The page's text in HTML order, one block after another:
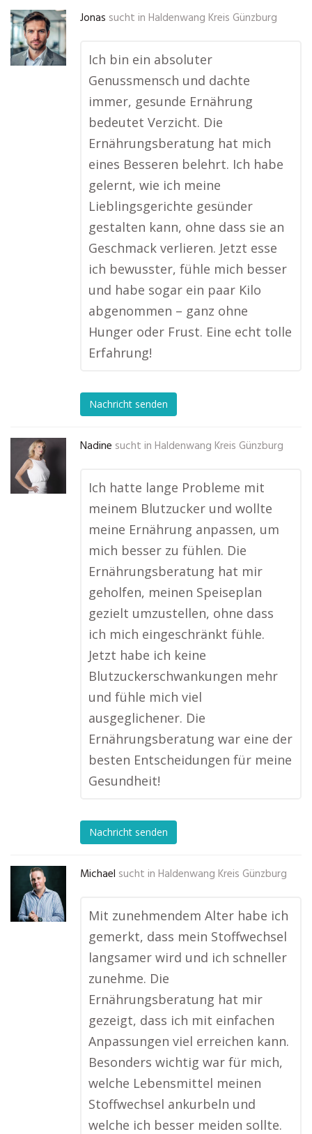
Jonas sucht in Haldenwang Kreis Günzburg
Ich bin ein absoluter
Genussmensch und dachte
immer, gesunde Ernährung
bedeutet Verzicht. Die
Ernährungsberatung hat mich
eines Besseren belehrt. Ich habe
gelernt, wie ich meine
Lieblingsgerichte gesünder
gestalten kann, ohne dass sie an
Geschmack verlieren. Jetzt esse
ich bewusster, fühle mich besser
und habe sogar ein paar Kilo
abgenommen – ganz ohne
Hunger oder Frust. Eine echt tolle
Erfahrung!
Nachricht senden
Nadine sucht in Haldenwang Kreis Günzburg
Ich hatte lange Probleme mit
meinem Blutzucker und wollte
meine Ernährung anpassen, um
mich besser zu fühlen. Die
Ernährungsberatung hat mir
geholfen, meinen Speiseplan
gezielt umzustellen, ohne dass
ich mich eingeschränkt fühle.
Jetzt habe ich keine
Blutzuckerschwankungen mehr
und fühle mich viel
ausgeglichener. Die
Ernährungsberatung war eine der
besten Entscheidungen für meine
Gesundheit!
Nachricht senden
Michael sucht in Haldenwang Kreis Günzburg
Mit zunehmendem Alter habe ich
gemerkt, dass mein Stoffwechsel
langsamer wird und ich schneller
zunehme. Die
Ernährungsberatung hat mir
gezeigt, dass ich mit einfachen
Anpassungen viel erreichen kann.
Besonders wichtig war für mich,
welche Lebensmittel meinen
Stoffwechsel ankurbeln und
welche ich besser meiden sollte.